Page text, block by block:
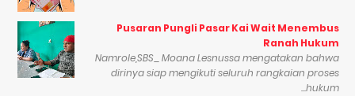
Pusaran Pungli Pasar Kai Wait Menembus
Ranah Hukum
Namrole,SBS_ Moana Lesnussa mengatakan bahwa
dirinya siap mengikuti seluruh rangkaian proses
hukum...